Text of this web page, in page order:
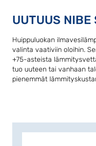
UUTUUS
Huippuluokan
valinta vaativiin oloihin.
+75-asteista
tuo uuteen tai vanhaan
pienemmät